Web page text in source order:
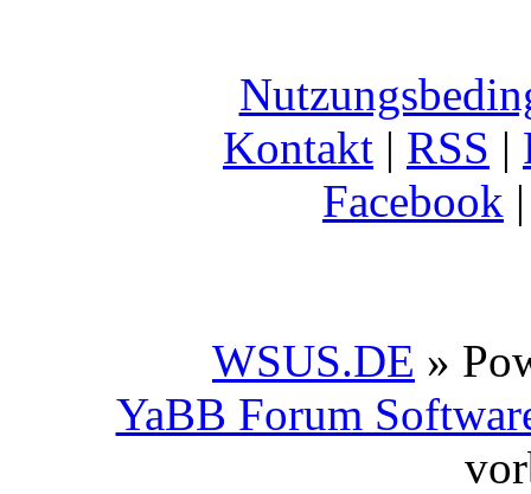
Kontakt | RSS |
Facebook
WSUS.DE »
YaBB Forum